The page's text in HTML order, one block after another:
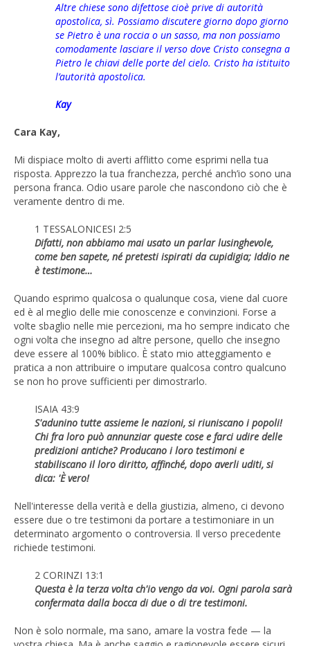
Altre chiese sono difettose cioè prive di autorità
apostolica, sì. Possiamo discutere giorno dopo giorno
se Pietro è una roccia o un sasso, ma non possiamo
comodamente lasciare il verso dove Cristo consegna a
Pietro le chiavi delle porte del cielo. Cristo ha istituito
l’autorità apostolica.
Kay
Cara Kay,
Mi dispiace molto di averti afflitto come esprimi nella tua
risposta. Apprezzo la tua franchezza, perché anch’io sono una
persona franca. Odio usare parole che nascondono ciò che è
veramente dentro di me.
1 TESSALONICESI 2:5
Difatti, non abbiamo mai usato un parlar lusinghevole,
come ben sapete, né pretesti ispirati da cupidigia; Iddio ne
è testimone…
Quando esprimo qualcosa o qualunque cosa, viene dal cuore
ed è al meglio delle mie conoscenze e convinzioni. Forse a
volte sbaglio nelle mie percezioni, ma ho sempre indicato che
ogni volta che insegno ad altre persone, quello che insegno
deve essere al 100% biblico. È stato mio atteggiamento e
pratica a non attribuire o imputare qualcosa contro qualcuno
se non ho prove sufficienti per dimostrarlo.
ISAIA 43:9
S'adunino tutte assieme le nazioni, si riuniscano i popoli!
Chi fra loro può annunziar queste cose e farci udire delle
predizioni antiche? Producano i loro testimoni e
stabiliscano il loro diritto, affinché, dopo averli uditi, si
dica: 'È vero!
Nell'interesse della verità e della giustizia, almeno, ci devono
essere due o tre testimoni da portare a testimoniare in un
determinato argomento o controversia. Il verso precedente
richiede testimoni.
2 CORINZI 13:1
Questa è la terza volta ch'io vengo da voi. Ogni parola sarà
confermata dalla bocca di due o di tre testimoni.
Non è solo normale, ma sano, amare la vostra fede — la